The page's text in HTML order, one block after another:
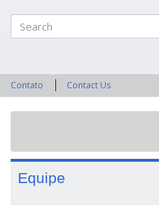
Contato Contact Us
Equipe